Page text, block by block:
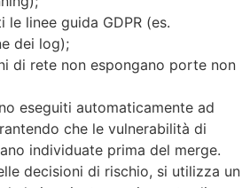
linee guida GDPR (es.
dei log);
di rete non espongano porte non
eseguiti automaticamente ad
che le vulnerabilità di
individuate prima del merge.
decisioni di rischio, si utilizza un